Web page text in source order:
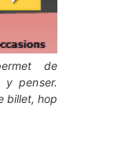
de
y penser.
billet, hop